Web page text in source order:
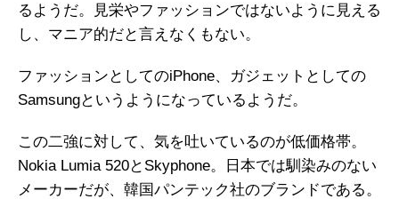
るようだ。見栄やファッションではないように見える
し、マニア的だと言えなくもない。
ファッションとしてのiPhone、ガジェットとしての
Samsungというようになっているようだ。
この二強に対して、気を吐いているのが低価格帯。
Nokia Lumia 520とSkyphone。日本では馴染みのない
メーカーだが、韓国パンテック社のブランドである。